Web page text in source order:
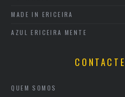
MADE IN ERICEIRA
AZUL ERICEIRA MENTE
QUEM SOMOS